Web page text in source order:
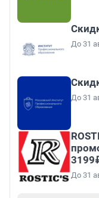
До 31
До 31
До 31